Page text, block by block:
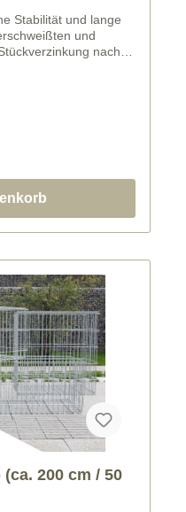
Stabilität und lange
und
nach
200 cm / 50